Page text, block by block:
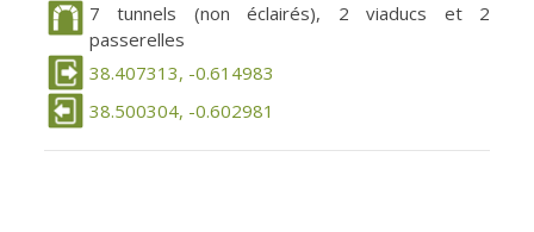
7 tunnels (non éclairés), 2 viaducs et 2
passerelles
38.407313, -0.614983
38.500304, -0.602981